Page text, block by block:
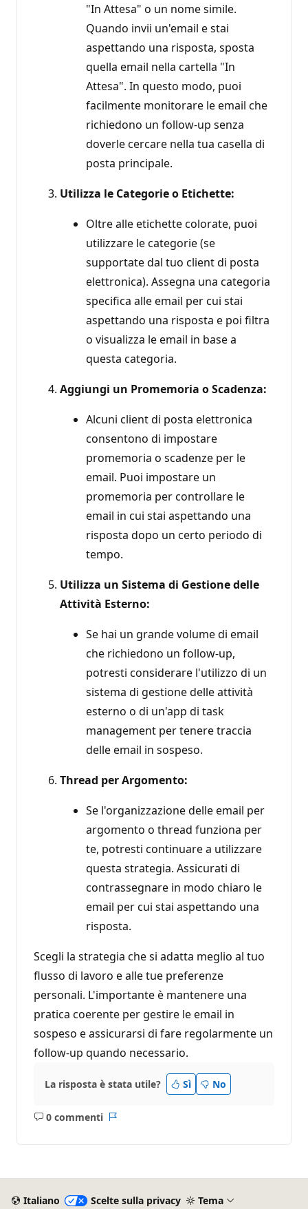
"In Attesa" o un nome simile.
Quando invii un'email e stai
aspettando una risposta, sposta
quella email nella cartella "In
Attesa". In questo modo, puoi
facilmente monitorare le email che
richiedono un follow-up senza
doverle cercare nella tua casella di
posta principale.
Utilizza le Categorie o Etichette:
Oltre alle etichette colorate, puoi
utilizzare le categorie (se
supportate dal tuo client di posta
elettronica). Assegna una categoria
specifica alle email per cui stai
aspettando una risposta e poi filtra
o visualizza le email in base a
questa categoria.
Aggiungi un Promemoria o Scadenza:
Alcuni client di posta elettronica
consentono di impostare
promemoria o scadenze per le
email. Puoi impostare un
promemoria per controllare le
email in cui stai aspettando una
risposta dopo un certo periodo di
tempo.
Utilizza un Sistema di Gestione delle
Attività Esterno:
Se hai un grande volume di email
che richiedono un follow-up,
potresti considerare l'utilizzo di un
sistema di gestione delle attività
esterno o di un'app di task
management per tenere traccia
delle email in sospeso.
Thread per Argomento:
Se l'organizzazione delle email per
argomento o thread funziona per
te, potresti continuare a utilizzare
questa strategia. Assicurati di
contrassegnare in modo chiaro le
email per cui stai aspettando una
risposta.
Scegli la strategia che si adatta meglio al tuo
flusso di lavoro e alle tue preferenze
personali. L'importante è mantenere una
pratica coerente per gestire le email in
sospeso e assicurarsi di fare regolarmente un
follow-up quando necessario.
La risposta è stata utile? Sì No
0 commenti
Nessun
Italiano Scelte sulla privacy Tema